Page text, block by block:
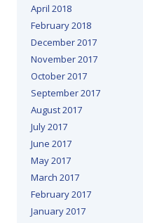
April 2018
February 2018
December 2017
November 2017
October 2017
September 2017
August 2017
July 2017
June 2017
May 2017
March 2017
February 2017
January 2017